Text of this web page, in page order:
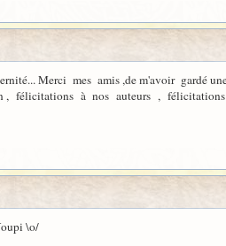
Merci mes amis ,de m'avoir gardé
, félicitations à nos auteurs ,
\o/